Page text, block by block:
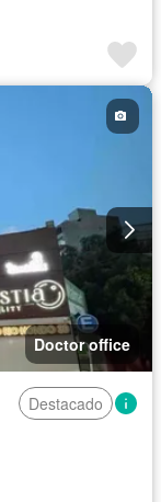
Doctor office
Destacado